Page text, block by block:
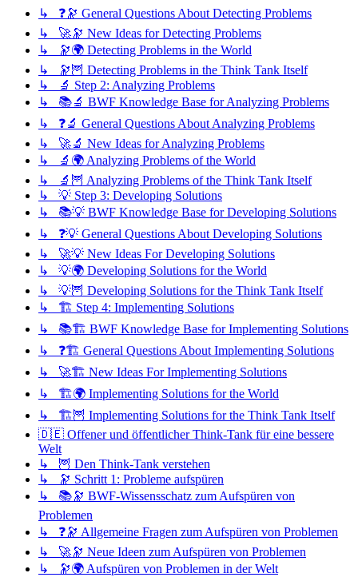
↳ ❓🔭 General Questions About Detecting Problems
↳ 🚀🔭 New Ideas for Detecting Problems
↳ 🔭🌍 Detecting Problems in the World
↳ 🔭🦉 Detecting Problems in the Think Tank Itself
↳ 🔬 Step 2: Analyzing Problems
↳ 📚🔬 BWF Knowledge Base for Analyzing Problems
↳ ❓🔬 General Questions About Analyzing Problems
↳ 🚀🔬 New Ideas for Analyzing Problems
↳ 🔬🌍 Analyzing Problems of the World
↳ 🔬🦉 Analyzing Problems of the Think Tank Itself
↳ 💡 Step 3: Developing Solutions
↳ 📚💡 BWF Knowledge Base for Developing Solutions
↳ ❓💡 General Questions About Developing Solutions
↳ 🚀💡 New Ideas For Developing Solutions
↳ 💡🌍 Developing Solutions for the World
↳ 💡🦉 Developing Solutions for the Think Tank Itself
↳ 🏗️ Step 4: Implementing Solutions
↳ 📚🏗️ BWF Knowledge Base for Implementing Solutions
↳ ❓🏗️ General Questions About Implementing Solutions
↳ 🚀🏗️ New Ideas For Implementing Solutions
↳ 🏗️🌍 Implementing Solutions for the World
↳ 🏗️🦉 Implementing Solutions for the Think Tank Itself
🇩🇪 Offener und öffentlicher Think-Tank für eine bessere
Welt
↳ 🦉 Den Think-Tank verstehen
↳ 🔭 Schritt 1: Probleme aufspüren
↳ 📚🔭 BWF-Wissensschatz zum Aufspüren von
Problemen
↳ ❓🔭 Allgemeine Fragen zum Aufspüren von Problemen
↳ 🚀🔭 Neue Ideen zum Aufspüren von Problemen
↳ 🔭🌍 Aufspüren von Problemen in der Welt